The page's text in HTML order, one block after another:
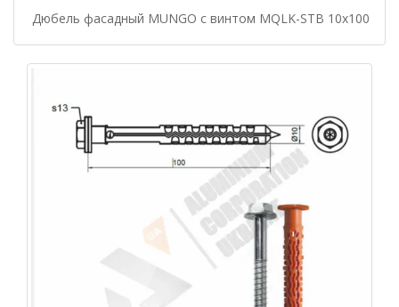
Дюбель фасадный MUNGO с винтом MQLK-STB 10x100